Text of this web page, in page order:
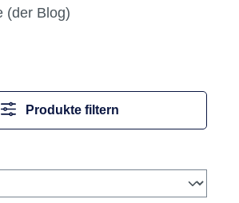
(der Blog)
Produkte filtern